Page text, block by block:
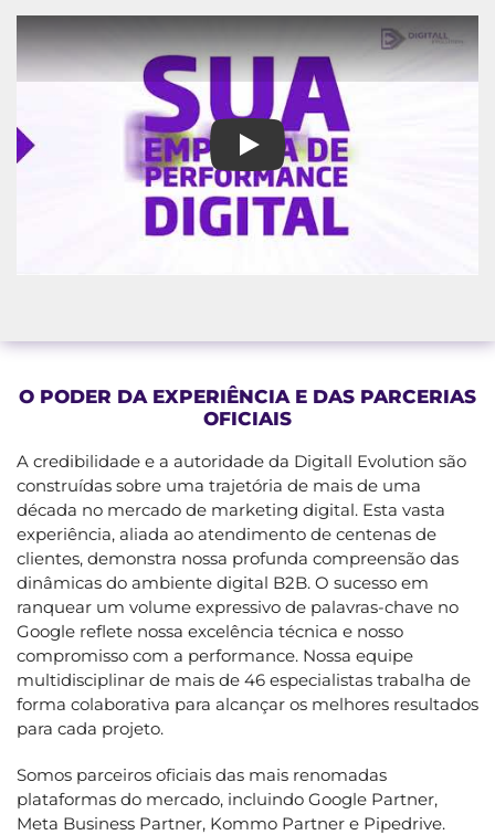
Consultoria de Marketing em
O PODER DA EXPERIÊNCIA E DAS PARCERIAS
OFICIAIS
A credibilidade e a autoridade da Digitall Evolution são
construídas sobre uma trajetória de mais de uma
década no mercado de marketing digital. Esta vasta
experiência, aliada ao atendimento de centenas de
clientes, demonstra nossa profunda compreensão das
dinâmicas do ambiente digital B2B. O sucesso em
ranquear um volume expressivo de palavras-chave no
Google reflete nossa excelência técnica e nosso
compromisso com a performance. Nossa equipe
multidisciplinar de mais de 46 especialistas trabalha de
forma colaborativa para alcançar os melhores resultados
para cada projeto.
Somos parceiros oficiais das mais renomadas
plataformas do mercado, incluindo Google Partner,
Meta Business Partner, Kommo Partner e Pipedrive.